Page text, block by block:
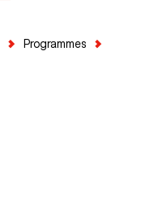
Programmes